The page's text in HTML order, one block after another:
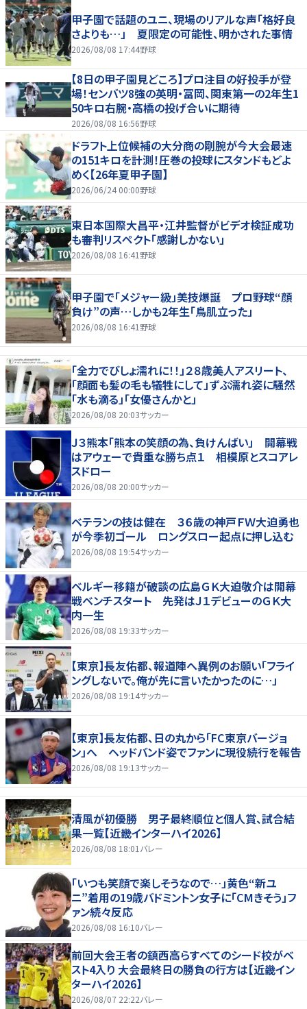
甲子園で話題のユニ、現場のリアルな声「格好良
さよりも…」 夏限定の可能性、明かされた事情
2026/08/08 17:44野球
【8日の甲子園見どころ】プロ注目の好投手が登
場！センバツ8強の英明・冨岡、関東第一の2年生1
50キロ右腕・高橋の投げ合いに期待
2026/08/08 16:56野球
ドラフト上位候補の大分商の剛腕が今大会最速
の151キロを計測！圧巻の投球にスタンドもどよ
めく【26年夏甲子園】
2026/06/24 00:00野球
東日本国際大昌平・江井監督がビデオ検証成功
も審判リスペクト「感謝しかない」
2026/08/08 16:41 野球
甲子園で「メジャー級」美技爆誕 プロ野球“顔
負け”の声…しかも2年生「鳥肌立った」
2026/08/08 16:41 野球
「全力でびしょ濡れに！！」２８歳美人アスリート、
「顔面も髪の毛も犠牲にして」ずぶ濡れ姿に騒然
「水も滴る」「女優さんかと」
2026/08/08 20:03サッカー
Ｊ３熊本「熊本の笑顔の為、負けんばい」 開幕戦
はアウェーで貴重な勝ち点１ 相模原とスコアレ
スドロー
2026/08/08 20:00サッカー
ベテランの技は健在 ３６歳の神戸ＦＷ大迫勇也
が今季初ゴール ロングスロー起点に押し込む
2026/08/08 19:54サッカー
ベルギー移籍が破談の広島ＧＫ大迫敬介は開幕
戦ベンチスタート 先発はＪ１デビューのＧＫ大
内一生
2026/08/08 19:33サッカー
【東京】長友佑都、報道陣へ異例のお願い「フライ
ングしないで。俺が先に言いたかったのに…」
2026/08/08 19:14サッカー
【東京】長友佑都、日の丸から「FC東京バージョ
ン」へ ヘッドバンド姿でファンに現役続行を報告
2026/08/08 19:13サッカー
清風が初優勝 男子最終順位と個人賞、試合結
果一覧【近畿インターハイ2026】
2026/08/08 18:01 バレー
「いつも笑顔で楽しそうなので…」黄色“新ユ
ニ”着用の19歳バドミントン女子に「CMきそう」フ
ァン続々反応
2026/08/08 16:10バレー
前回大会王者の鎮西高らすべてのシード校がベ
スト4入り 大会最終日の勝負の行方は【近畿イン
ターハイ2026】
2026/08/07 22:22バレー